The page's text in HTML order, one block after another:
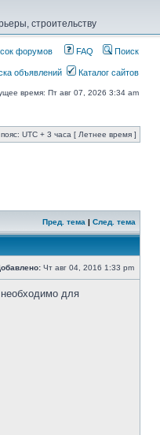
строительству
форумов FAQ Поиск
объявлений Каталог сайтов
время: Пт авг 07, 2026 3:34 am
UTC + 3 часа [ Летнее время ]
Пред. тема | След. тема
Чт авг 04, 2016 1:33 pm
для